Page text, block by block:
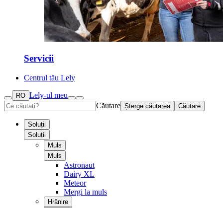
Servicii
Centrul tău Lely
RO Lely-ul meu
Căutare Șterge căutarea Căutare
Soluții
Soluții
Muls
Muls
Astronaut
Dairy XL
Meteor
Mergi la muls
Hrănire